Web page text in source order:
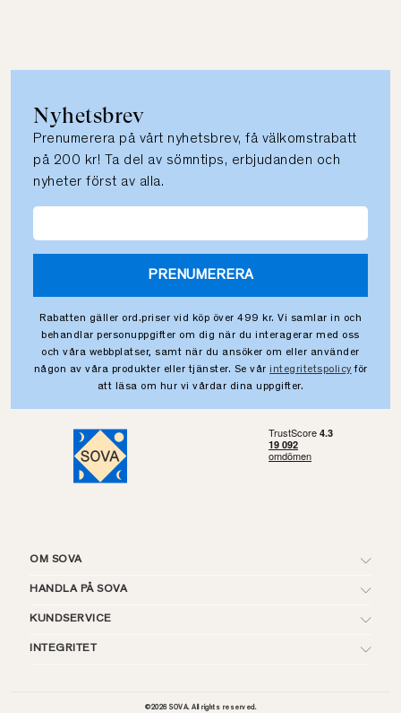
Nyhetsbrev
Prenumerera på vårt nyhetsbrev, få välkomstrabatt
på 200 kr! Ta del av sömntips, erbjudanden och
nyheter först av alla.
PRENUMERERA
Rabatten gäller ord.priser vid köp över 499 kr. Vi samlar in och
behandlar personuppgifter om dig när du interagerar med oss
och våra webbplatser, samt när du ansöker om eller använder
någon av våra produkter eller tjänster. Se vår integritetspolicy för
att läsa om hur vi vårdar dina uppgifter.
OM SOVA
HANDLA PÅ SOVA
KUNDSERVICE
INTEGRITET
©2026SOVA. All rights reserved.